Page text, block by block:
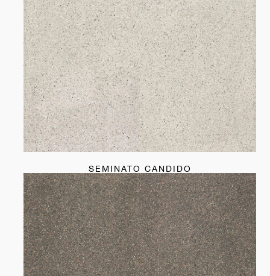
SEMINATO CANDIDO